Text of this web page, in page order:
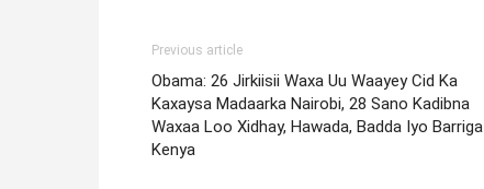
Previous article
Obama: 26 Jirkiisii Waxa Uu Waayey Cid Ka
Kaxaysa Madaarka Nairobi, 28 Sano Kadibna
Waxaa Loo Xidhay, Hawada, Badda Iyo Barriga
Kenya